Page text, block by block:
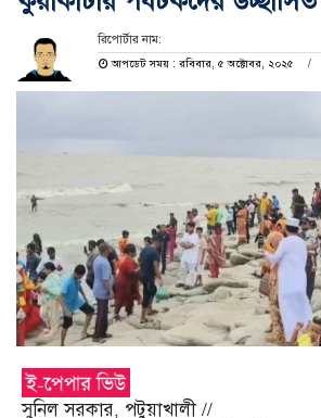
রিপোর্টার নাম:
আপডেট সময় : রবিবার, ৫ অক্টোবর, ২০২৫
সুনিল সরকার, পটুয়াখালী //